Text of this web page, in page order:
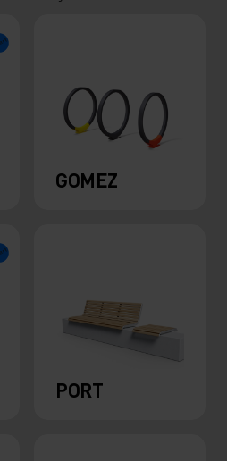
GOMEZ
PORT